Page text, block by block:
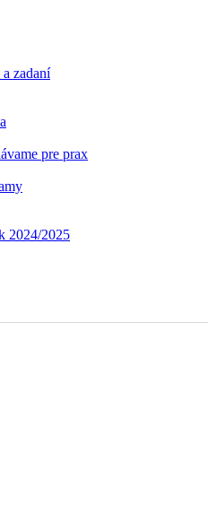
zadaní
pre prax
2024/2025